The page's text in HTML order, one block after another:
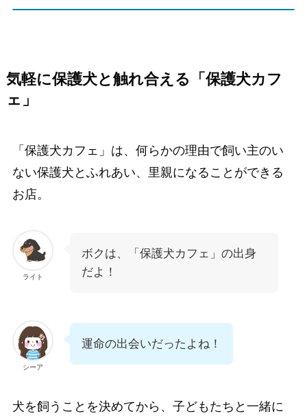
気軽に保護犬と触れ合える「保護犬カフ
ェ」
「保護犬カフェ」は、何らかの理由で飼い主のい
ない保護犬とふれあい、里親になることができる
お店。
ライト
ボクは、「保護犬カフェ」の出身
だよ！
シーア
運命の出会いだったよね！
犬を飼うことを決めてから、子どもたちと一緒に